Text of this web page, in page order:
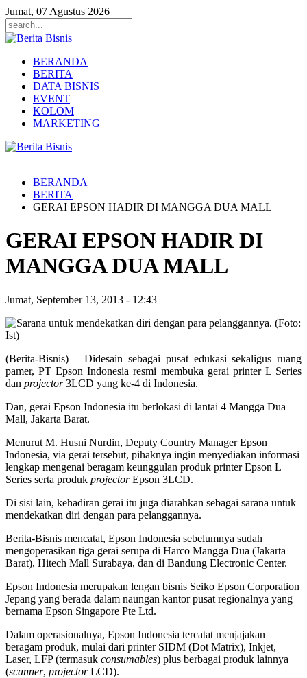
Jumat, 07 Agustus 2026
BERANDA
BERITA
DATA BISNIS
EVENT
KOLOM
MARKETING
BERANDA
BERITA
GERAI EPSON HADIR DI MANGGA DUA MALL
GERAI EPSON HADIR DI
MANGGA DUA MALL
Jumat, September 13, 2013 - 12:43
(Berita-Bisnis) – Didesain sebagai pusat edukasi sekaligus ruang
pamer, PT Epson Indonesia resmi membuka gerai printer L Series
dan projector3LCD yang ke-4 di Indonesia.
Dan, gerai Epson Indonesia itu berlokasi di lantai 4 Mangga Dua
Mall, Jakarta Barat.
Menurut M. Husni Nurdin, Deputy Country Manager Epson
Indonesia, via gerai tersebut, pihaknya ingin menyediakan informasi
lengkap mengenai beragam keunggulan produk printer Epson L
Series serta produk projectorEpson 3LCD.
Di sisi lain, kehadiran gerai itu juga diarahkan sebagai sarana untuk
mendekatkan diri dengan para pelanggannya.
Berita-Bisnis mencatat, Epson Indonesia sebelumnya sudah
mengoperasikan tiga gerai serupa di Harco Mangga Dua (Jakarta
Barat), Hitech Mall Surabaya, dan di Bandung Electronic Center.
Epson Indonesia merupakan lengan bisnis Seiko Epson Corporation
Jepang yang berada dalam naungan kantor pusat regionalnya yang
bernama Epson Singapore Pte Ltd.
Dalam operasionalnya, Epson Indonesia tercatat menjajakan
beragam produk, mulai dari printer SIDM (Dot Matrix), Inkjet,
Laser, LFP (termasuk consumables) plus berbagai produk lainnya
(scanner, projectorLCD).